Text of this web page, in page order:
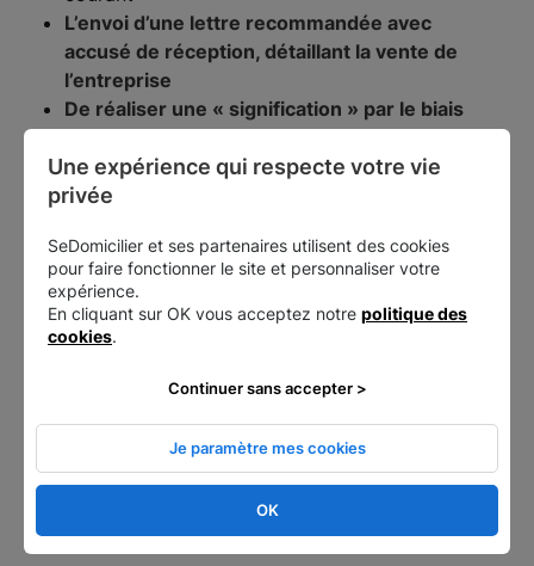
L’envoi d’une lettre recommandée avec
accusé de réception, détaillant la vente de
l’entreprise
De réaliser une « signification » par le biais
Ou bien enfin, dedonner directement en main
propre aux salariés, un document résumant
récépissé
Les informations obligatoires à
transmettre aux salariés concernant la
vente d'une entreprise
Pour finir, il est nécessaire de fournir
informations obligatoires aux salariés.
Une expérience qui respecte votre vie
privée
SeDomicilier et ses partenaires utilisent des cookies
pour faire fonctionner le site et personnaliser votre
expérience.
En cliquant sur OK vous acceptez notre politique des
cookies.
OK
Je paramètre mes cookies
Continuer sans accepter >